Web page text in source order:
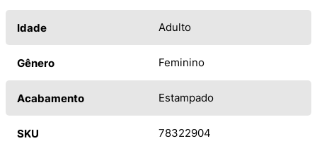
Idade Adulto
Gênero Feminino
Acabamento Estampado
SKU 78322904